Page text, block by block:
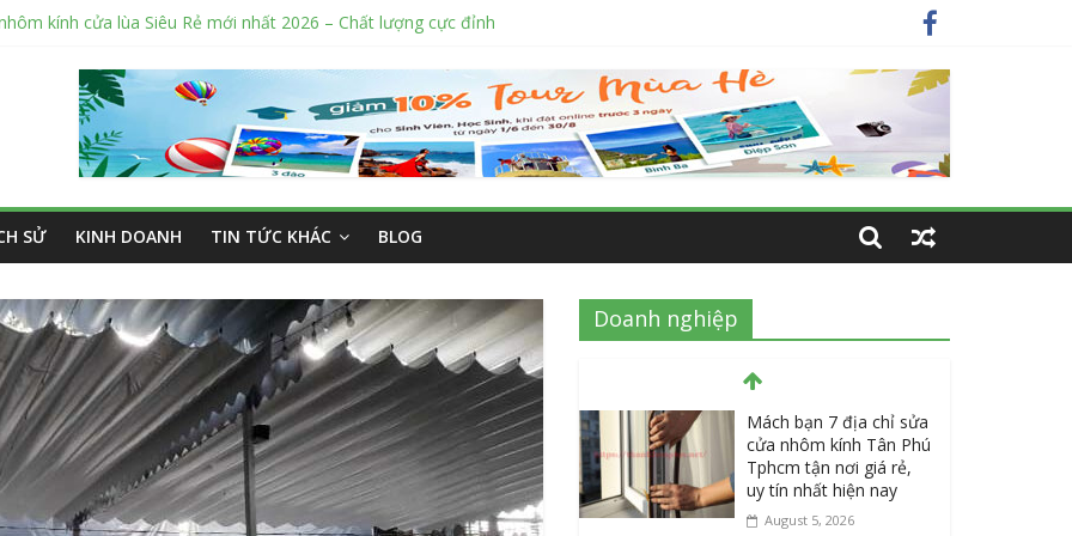
cửa nhôm kính Tân Phú Tphcm tận nơi giá rẻ, uy tín nhất hiện nay
ngoài trời sân trường siêu bền được các trường sử dụng nhiều nhất
tập vở học sinh giá sỉ tại Tphcm uy tín được đánh giá High
SỬ KINH DOANH TIN TỨC KHÁC BLOG
Doanh nghiệp
Mách bạn 7 địa chỉ sửa
cửa nhôm kính Tân Phú
Tphcm tận nơi giá rẻ,
uy tín nhất hiện nay
August 5, 2026